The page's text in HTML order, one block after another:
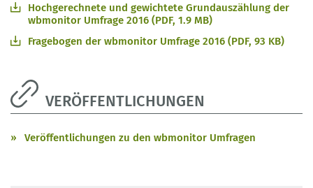
Hochgerechnete und gewichtete Grundauszählung der
wbmonitor Umfrage 2016 (PDF, 1.9 MB)
Fragebogen der wbmonitor Umfrage 2016 (PDF, 93 KB)
VERÖFFENTLICHUNGEN
Veröffentlichungen zu den wbmonitor Umfragen